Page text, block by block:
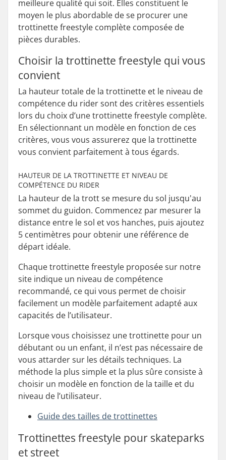
meilleure qualité qui soit. Elles constituent le
moyen le plus abordable de se procurer une
trottinette freestyle complète composée de
pièces durables.
Choisir la trottinette freestyle qui vous
convient
La hauteur totale de la trottinette et le niveau de
compétence du rider sont des critères essentiels
lors du choix d’une trottinette freestyle complète.
En sélectionnant un modèle en fonction de ces
critères, vous vous assurerez que la trottinette
vous convient parfaitement à tous égards.
HAUTEUR DE LA TROTTINETTE ET NIVEAU DE
COMPÉTENCE DU RIDER
La hauteur de la trott se mesure du sol jusqu'au
sommet du guidon. Commencez par mesurer la
distance entre le sol et vos hanches, puis ajoutez
5 centimètres pour obtenir une référence de
départ idéale.
Chaque trottinette freestyle proposée sur notre
site indique un niveau de compétence
recommandé, ce qui vous permet de choisir
facilement un modèle parfaitement adapté aux
capacités de l’utilisateur.
Lorsque vous choisissez une trottinette pour un
débutant ou un enfant, il n’est pas nécessaire de
vous attarder sur les détails techniques. La
méthode la plus simple et la plus sûre consiste à
choisir un modèle en fonction de la taille et du
niveau de l’utilisateur.
Guide des tailles de trottinettes
Trottinettes freestyle pour skateparks
et street